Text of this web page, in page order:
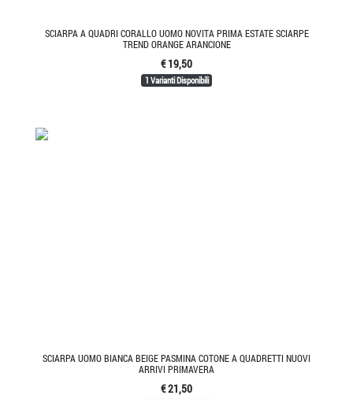
SCIARPA A QUADRI CORALLO UOMO NOVITA PRIMA ESTATE SCIARPE
TREND ORANGE ARANCIONE
€ 19,50
1 Varianti Disponibili
SCIARPA UOMO BIANCA BEIGE PASMINA COTONE A QUADRETTI NUOVI
ARRIVI PRIMAVERA
€ 21,50